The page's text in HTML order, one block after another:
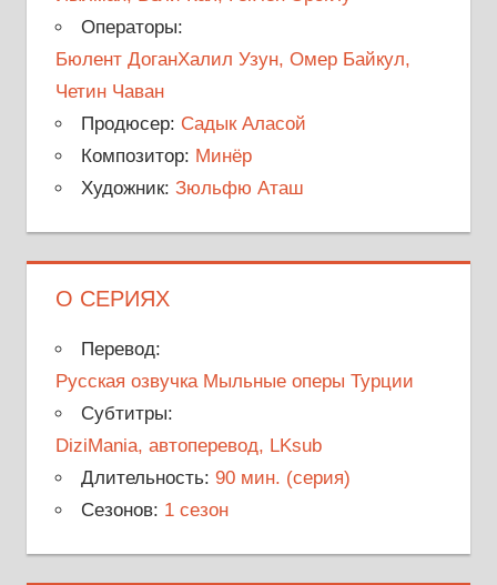
Операторы:
Бюлент ДоганХалил Узун, Омер Байкул,
Четин Чаван
Продюсер: Садык Аласой
Композитор: Минёр
Художник: Зюльфю Аташ
О СЕРИЯХ
Перевод:
Русская озвучка Мыльные оперы Турции
Субтитры:
DiziMania, автоперевод, LKsub
Длительность: 90 мин. (серия)
Сезонов: 1 сезон